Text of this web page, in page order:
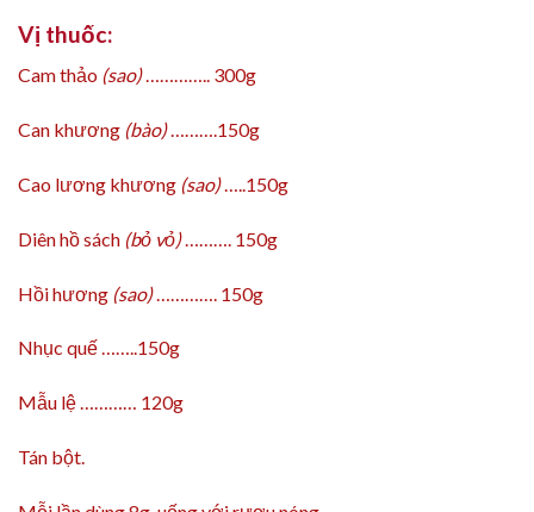
Vị thuốc:
Cam thảo (sao)………….. 300g
Can khương (bào)……….150g
Cao lương khương (sao)…..150g
Diên hồ sách (bỏ vỏ)………. 150g
Hồi hương (sao)…………. 150g
Nhục quế ……..150g
Mẫu lệ ………… 120g
Tán bột.